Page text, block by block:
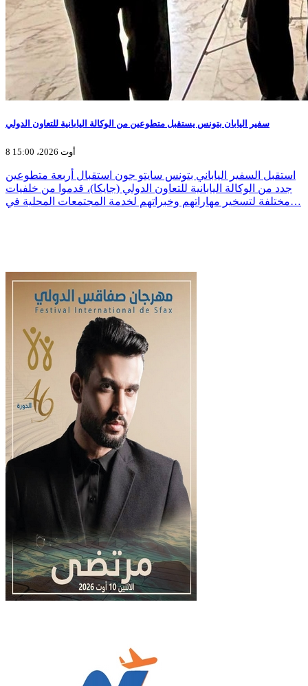
سفير اليابان بتونس يستقبل متطوعين من الوكالة اليابانية للتعاون الدولي
8 أوت 2026، 15:00
استقبل السفير الياباني بتونس سايتو جون استقبال أربعة متطوعين
جدد من الوكالة اليابانية للتعاون الدولي (جايكا)، قدموا من خلفيات
مختلفة لتسخير مهاراتهم وخبراتهم لخدمة المجتمعات المحلية في…